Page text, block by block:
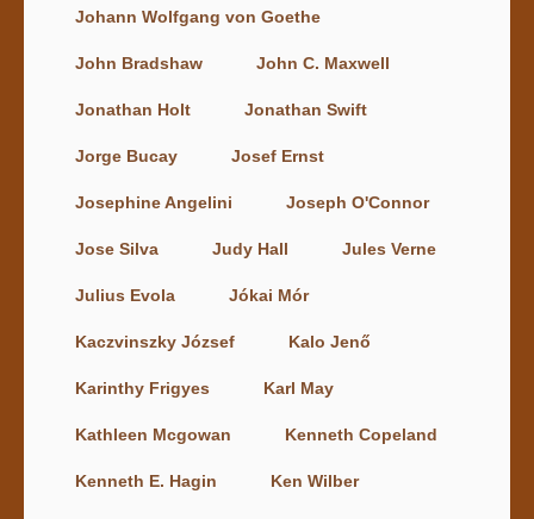
Johann Wolfgang von Goethe
John Bradshaw John C. Maxwell
Jonathan Holt Jonathan Swift
Jorge Bucay Josef Ernst
Josephine Angelini Joseph O'Connor
Jose Silva Judy Hall Jules Verne
Julius Evola Jókai Mór
Kaczvinszky József Kalo Jenő
Karinthy Frigyes Karl May
Kathleen Mcgowan Kenneth Copeland
Kenneth E. Hagin Ken Wilber